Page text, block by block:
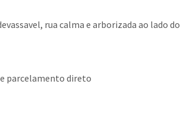
rua calma e arborizada ao lado do
parcelamento direto